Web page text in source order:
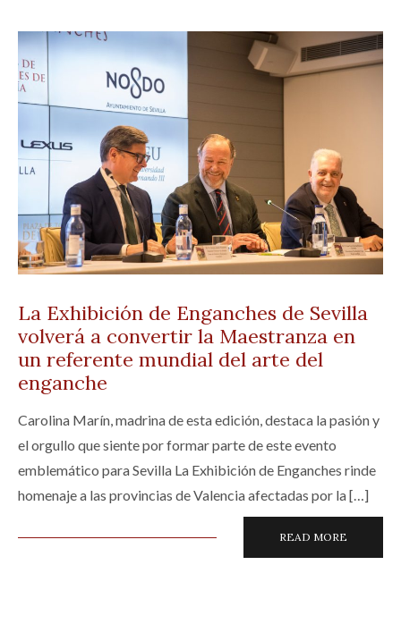
La Exhibición de Enganches de Sevilla
volverá a convertir la Maestranza en
un referente mundial del arte del
enganche
Carolina Marín, madrina de esta edición, destaca la pasión y
el orgullo que siente por formar parte de este evento
emblemático para Sevilla La Exhibición de Enganches rinde
homenaje a las provincias de Valencia afectadas por la […]
READ MORE